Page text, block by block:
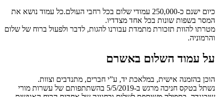
כיום ישנם כ-250,000 עמודי שלום בכל רחבי העולם.כל עמוד נושא את
המסר בשפות שונות בכל אחד מצדדיו.
מטרתו להוות תזכורת מתמדת עבורנו להגות, לדבר ולפעול ברוח של שלום
והרמוניה.
על עמוד השלום באשרם
הוכן בהזמנה אישית, במלאכת יד, ע”י חברים, מתנדבים וצוות.
נשתל בטקס חניכה מרגש ב-5/5/2019 בהשתתפותם של עשרות מורי